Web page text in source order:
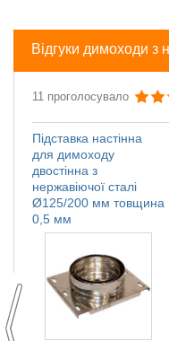
Відгуки димоходи з
11 проголосувало
Підставка настінна
для димоходу
двостінна з
нержавіючої сталі
Ø125/200 мм товщина
0,5 мм